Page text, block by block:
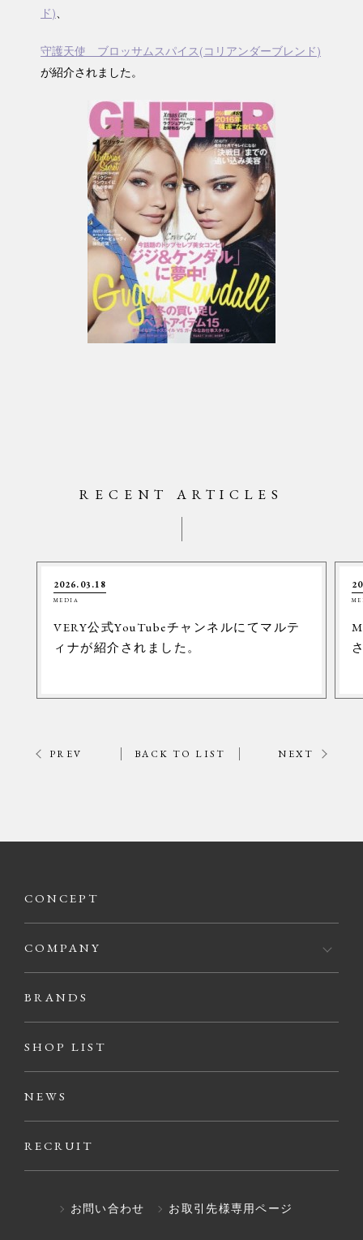
ド)、
守護天使 ブロッサムスパイス(コリアンダーブレンド)
が紹介されました。
RECENT ARTICLES
2026.03.18
MEDIA
VERY公式YouTubeチャンネルにてマルテ
ィナが紹介されました。
PREV BACK TO LIST NEXT
CONCEPT
COMPANY
BRANDS
SHOP LIST
NEWS
RECRUIT
お問い合わせ お取引先様専用ページ